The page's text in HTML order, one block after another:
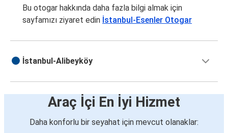
Bu otogar hakkında daha fazla bilgi almak için
sayfamızı ziyaret edin İstanbul-Esenler Otogar
İstanbul-Alibeyköy
Araç İçi En İyi Hizmet
Daha konforlu bir seyahat için mevcut olanaklar: